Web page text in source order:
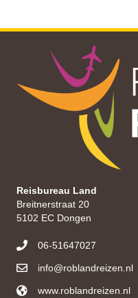
Reisbureau Land
Breitnerstraat 20
5102 EC Dongen
06-51647027
info@roblandreizen.nl
https://roblandreizen.nl/
www.roblandreizen.nl